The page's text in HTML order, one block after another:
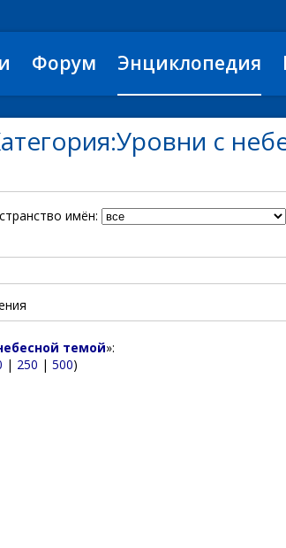
Форум Энциклопедия
с
имён:
темой»:
| 250 | 500)